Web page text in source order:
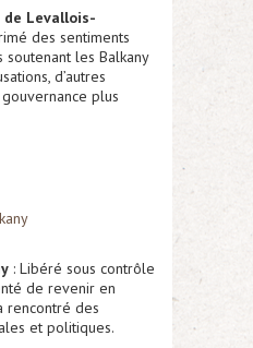
Levallois-
des sentiments
soutenant les Balkany
d’autres
plus
: Libéré sous contrôle
de revenir en
rencontré des
et politiques.